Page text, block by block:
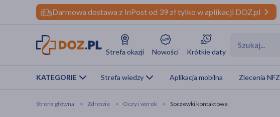
Darmowa dostawa z InPost od 39 zł tylko w aplikacji DOZ.pl
Strefa okazji Nowości Krótkie daty
KATEGORIE Strefa wiedzy Aplikacja mobilna Zlecenia NFZ
Strona główna Zdrowie Oczy i wzrok Soczewki kontaktowe